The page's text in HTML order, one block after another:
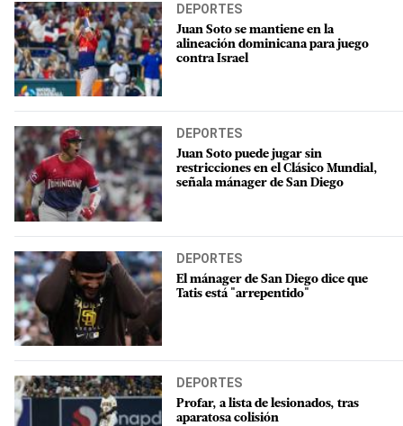
DEPORTES
Juan Soto se mantiene en la
alineación dominicana para juego
contra Israel
DEPORTES
Juan Soto puede jugar sin
restricciones en el Clásico Mundial,
señala mánager de San Diego
DEPORTES
El mánager de San Diego dice que
Tatis está "arrepentido"
DEPORTES
Profar, a lista de lesionados, tras
aparatosa colisión